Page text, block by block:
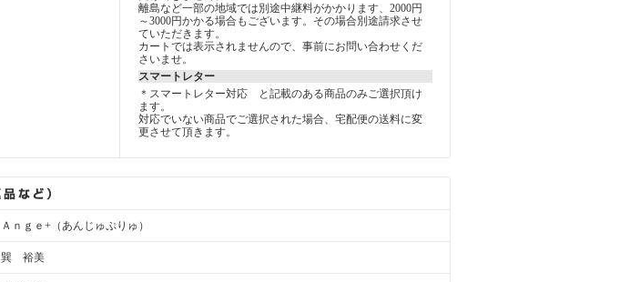
離島など一部の地域では別途中継料がかかります、2000円
～3000円かかる場合もございます。その場合別途請求させ
ていただきます。
カートでは表示されませんので、事前にお問い合わせくだ
さいませ。
スマートレター
＊スマートレター対応 と記載のある商品のみご選択頂け
ます。
対応でいない商品でご選択された場合、宅配便の送料に変
更させて頂きます。
Ａｎｇｅ+（あんじゅぷりゅ）
巽 裕美